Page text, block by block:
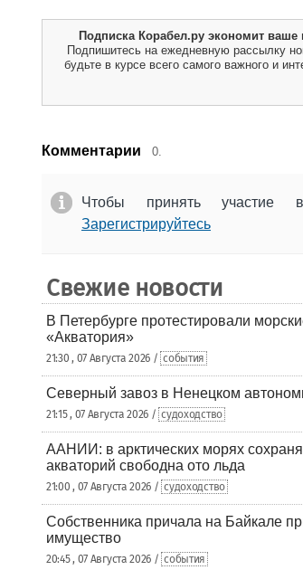
Подписка Корабел.ру экономит ваше
Подпишитесь на ежедневную рассылку
будьте в курсе всего самого важного и
Комментарии 0.
Чтобы принять участие
Зарегистрируйтесь
Свежие новости
В Петербурге протестировали
«Акватория»
21:30 , 07 Августа 2026 / события
Северный завоз в Ненецком
21:15 , 07 Августа 2026 / судоходство
ААНИИ: в арктических морях
акваторий свободна ото льда
21:00 , 07 Августа 2026 / судоходство
Собственника причала на Байкале
имущество
20:45 , 07 Августа 2026 / события